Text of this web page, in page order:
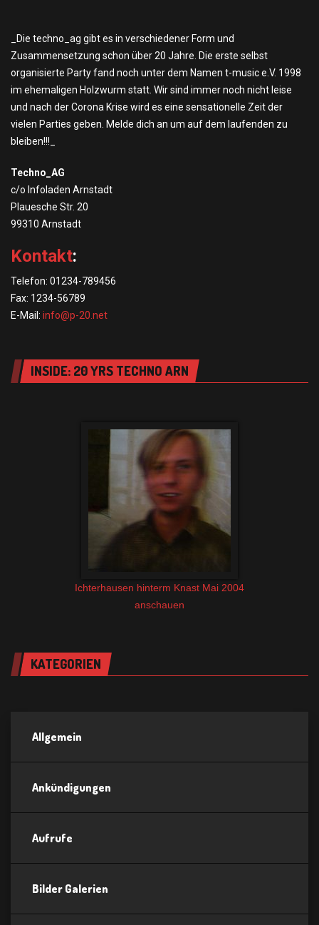
_Die techno_ag gibt es in verschiedener Form und
Zusammensetzung schon über 20 Jahre. Die erste selbst
organisierte Party fand noch unter dem Namen t-music e.V. 1998
im ehemaligen Holzwurm statt. Wir sind immer noch nicht leise
und nach der Corona Krise wird es eine sensationelle Zeit der
vielen Parties geben. Melde dich an um auf dem laufenden zu
bleiben!!!_
Techno_AG
c/o Infoladen Arnstadt
Plauesche Str. 20
99310 Arnstadt
Kontakt:
Telefon: 01234-789456
Fax: 1234-56789
E-Mail: info@p-20.net
INSIDE: 20 YRS TECHNO ARN
Ichterhausen hinterm Knast Mai 2004
anschauen
KATEGORIEN
Allgemein
Ankündigungen
Aufrufe
Bilder Galerien